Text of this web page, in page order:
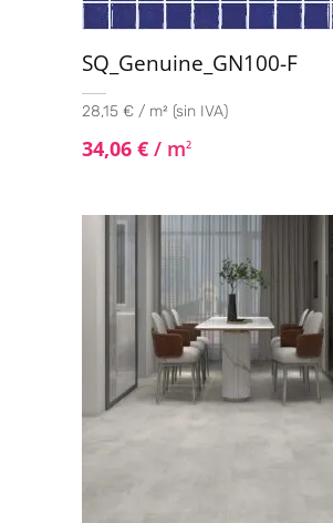
SQ_Genuine_GN100-F
28,15 € / m² (sin IVA)
34,06 € / m2